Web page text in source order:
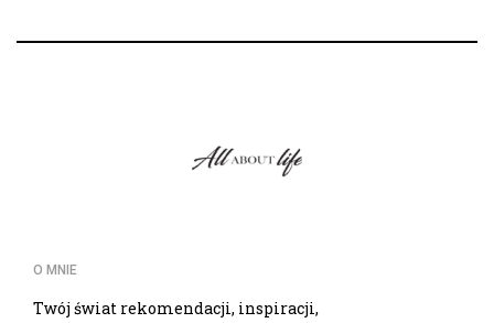
O MNIE
Twój świat rekomendacji, inspiracji,